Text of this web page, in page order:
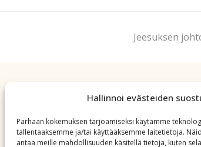
Hallinnoi evästeiden
Parhaan kokemuksen tarjoamiseksi käytämme
tallentaaksemme ja/tai käyttääksemme laitetietoja.
antaa meille mahdollisuuden käsitellä tietoja, kuten
Jeesuksen